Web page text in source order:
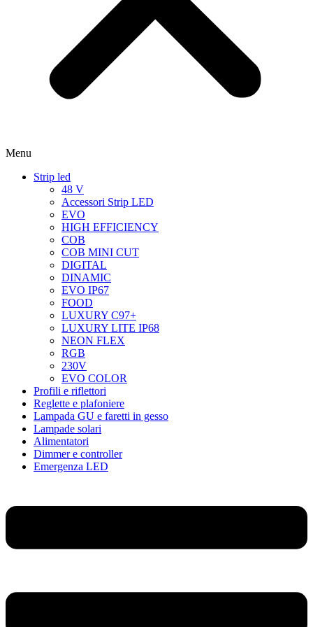
Menu
Strip led
48 V
Accessori Strip LED
EVO
HIGH EFFICIENCY
COB
COB MINI CUT
DIGITAL
DINAMIC
EVO IP67
FOOD
LUXURY C97+
LUXURY LITE IP68
NEON FLEX
RGB
230V
EVO COLOR
Profili e riflettori
Reglette e plafoniere
Lampada GU e faretti in gesso
Lampade solari
Alimentatori
Dimmer e controller
Emergenza LED